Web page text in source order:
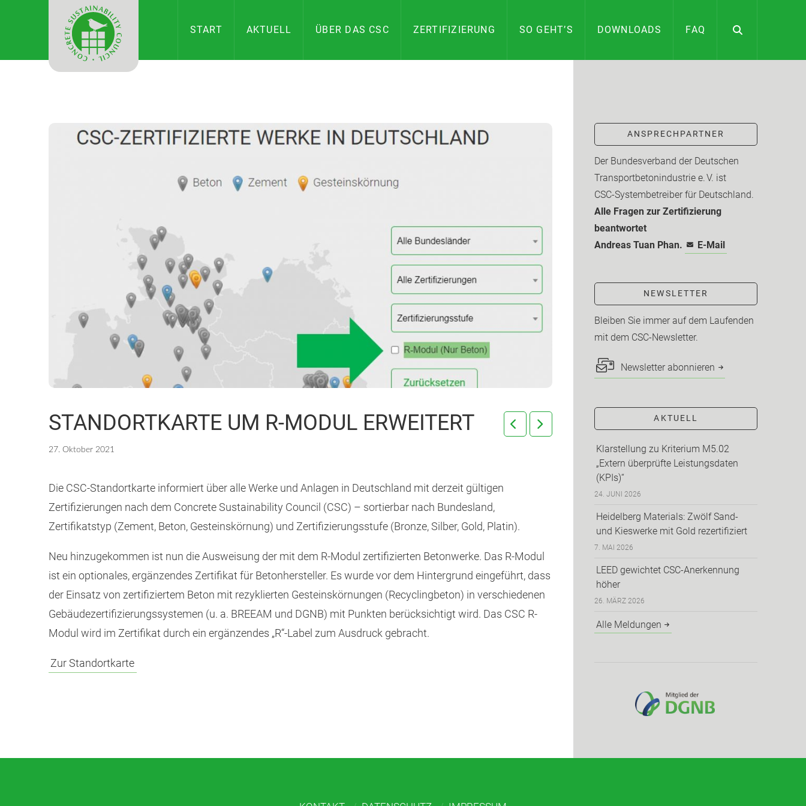
CONCRETE
SUSTAINABILITY
COUNCIL
DEUTSCHLAND
START AKTUELL ÜBER DAS CSC ZERTIFIZIERUNG SO GEHT’S DOWNLOADS FAQ
STANDORTKARTE UM R-MODUL ERWEITERT
27. Oktober 2021
Die CSC-Standortkarte informiert über alle Werke und Anlagen in Deutschland mit derzeit gültigen
Zertifizierungen nach dem Concrete Sustainability Council (CSC) – sortierbar nach Bundesland,
Zertifikatstyp (Zement, Beton, Gesteinskörnung) und Zertifizierungsstufe (Bronze, Silber, Gold, Platin).
Neu hinzugekommen ist nun die Ausweisung der mit dem R-Modul zertifizierten Betonwerke. Das R-Modul
ist ein optionales, ergänzendes Zertifikat für Betonhersteller. Es wurde vor dem Hintergrund eingeführt, dass
der Einsatz von zertifiziertem Beton mit rezyklierten Gesteinskörnungen (Recyclingbeton) in verschiedenen
Gebäudezertifizierungssystemen (u. a. BREEAM und DGNB) mit Punkten berücksichtigt wird. Das CSC R-
Modul wird im Zertifikat durch ein ergänzendes „R“-Label zum Ausdruck gebracht.
Zur Standortkarte
ANSPRECHPARTNER
Der Bundesverband der Deutschen
Transport­beton­industrie e. V. ist
CSC-­Systembetreiber für Deutschland.
Alle Fragen zur Zertifizierung
beantwortet
Andreas Tuan Phan.
E-Mail
NEWSLETTER
Bleiben Sie immer auf dem Laufenden
mit dem CSC-Newsletter.
Newsletter abonnieren
AKTUELL
Klarstellung zu Kriterium M5.02
„Extern überprüfte Leistungsdaten
(KPIs)“
24. JUNI 2026
Heidelberg Materials: Zwölf Sand-
und Kieswerke mit Gold rezertifiziert
7. MAI 2026
LEED gewichtet CSC-Anerkennung
höher
26. MÄRZ 2026
Alle Meldungen